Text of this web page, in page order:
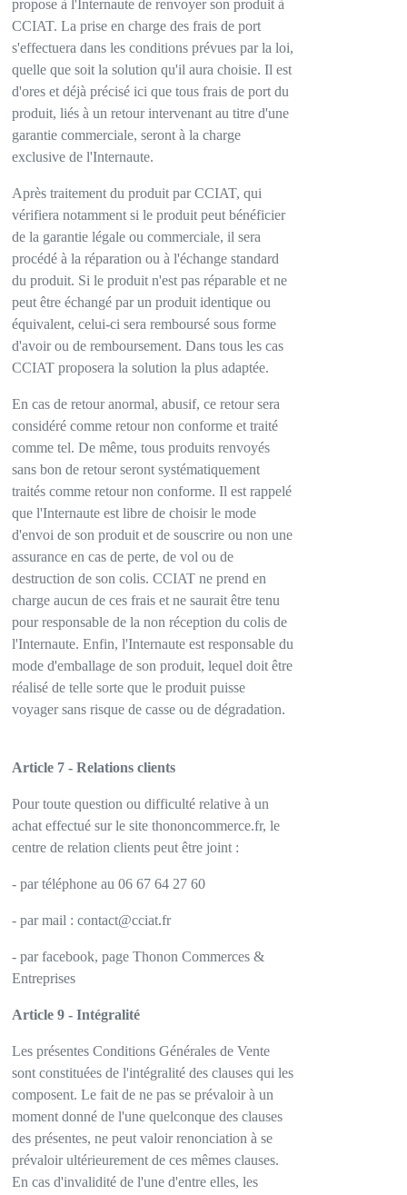
propose à l'Internaute de renvoyer son produit à
CCIAT. La prise en charge des frais de port
s'effectuera dans les conditions prévues par la loi,
quelle que soit la solution qu'il aura choisie. Il est
d'ores et déjà précisé ici que tous frais de port du
produit, liés à un retour intervenant au titre d'une
garantie commerciale, seront à la charge
exclusive de l'Internaute.
Après traitement du produit par CCIAT, qui
vérifiera notamment si le produit peut bénéficier
de la garantie légale ou commerciale, il sera
procédé à la réparation ou à l'échange standard
du produit. Si le produit n'est pas réparable et ne
peut être échangé par un produit identique ou
équivalent, celui-ci sera remboursé sous forme
d'avoir ou de remboursement. Dans tous les cas
CCIAT proposera la solution la plus adaptée.
En cas de retour anormal, abusif, ce retour sera
considéré comme retour non conforme et traité
comme tel. De même, tous produits renvoyés
sans bon de retour seront systématiquement
traités comme retour non conforme. Il est rappelé
que l'Internaute est libre de choisir le mode
d'envoi de son produit et de souscrire ou non une
assurance en cas de perte, de vol ou de
destruction de son colis. CCIAT ne prend en
charge aucun de ces frais et ne saurait être tenu
pour responsable de la non réception du colis de
l'Internaute. Enfin, l'Internaute est responsable du
mode d'emballage de son produit, lequel doit être
réalisé de telle sorte que le produit puisse
voyager sans risque de casse ou de dégradation.
Article 7 - Relations clients
Pour toute question ou difficulté relative à un
achat effectué sur le site thononcommerce.fr, le
centre de relation clients peut être joint :
- par téléphone au 06 67 64 27 60
- par mail : contact@cciat.fr
- par facebook, page Thonon Commerces &
Entreprises
Article 9 - Intégralité
Les présentes Conditions Générales de Vente
sont constituées de l'intégralité des clauses qui les
composent. Le fait de ne pas se prévaloir à un
moment donné de l'une quelconque des clauses
des présentes, ne peut valoir renonciation à se
prévaloir ultérieurement de ces mêmes clauses.
En cas d'invalidité de l'une d'entre elles, les